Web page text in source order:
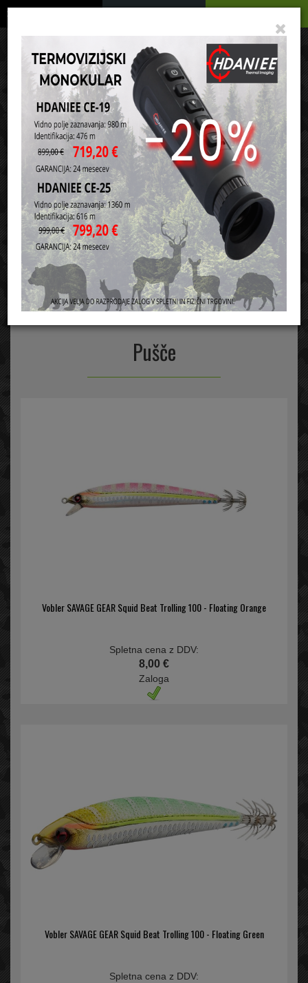
de
Vaša košarica je še prazna
Domov Ribičija Morski ribolov Pušče
Stran 1 2
Razvrsti po: ceni nazivu
Pušče
Vobler SAVAGE GEAR Squid Beat Trolling 100 - Floating Orange
Spletna cena z DDV:
8,00 €
Zaloga
Vobler SAVAGE GEAR Squid Beat Trolling 100 - Floating Green
Spletna cena z DDV: